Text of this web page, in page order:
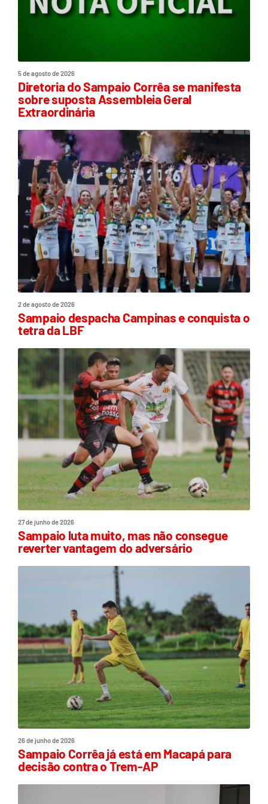
5 de agosto de 2026
Diretoria do Sampaio Corrêa se manifesta
sobre suposta Assembleia Geral
Extraordinária
2 de agosto de 2026
Sampaio despacha Campinas e conquista o
tetra da LBF
27 de junho de 2026
Sampaio luta muito, mas não consegue
reverter vantagem do adversário
26 de junho de 2026
Sampaio Corrêa já está em Macapá para
decisão contra o Trem-AP